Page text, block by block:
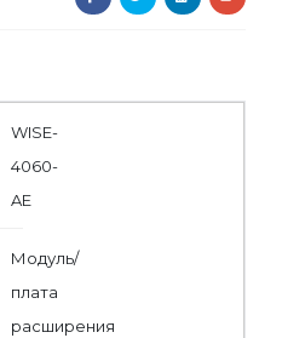
WISE-
4060-
AE
Модуль/
плата
расширения